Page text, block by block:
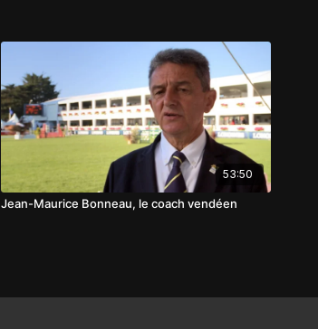
53:50
Jean-Maurice Bonneau, le coach vendéen